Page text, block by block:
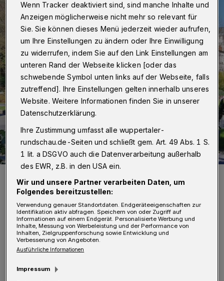
Foto: Wuppertaler Rundschau
D ie Veranstaltung findet am Mittwoch
(26. Januar 2022) statt und beginnt um
Wenn Tracker deaktiviert sind, sind manche Inhalte und
Anzeigen möglicherweise nicht mehr so relevant für
Sie. Sie können dieses Menü jederzeit wieder aufrufen,
um Ihre Einstellungen zu ändern oder Ihre Einwilligung
zu widerrufen, indem Sie auf den Link Einstellungen am
unteren Rand der Webseite klicken [oder das
schwebende Symbol unten links auf der Webseite, falls
zutreffend]. Ihre Einstellungen gelten innerhalb unseres
Website. Weitere Informationen finden Sie in unserer
Datenschutzerklärung.
Ihre Zustimmung umfasst alle wuppertaler-
rundschau.de-Seiten und schließt gem. Art. 49 Abs. 1 S.
1 lit. a DSGVO auch die Datenverarbeitung außerhalb
des EWR, z.B. in den USA ein.
Wir und unsere Partner verarbeiten Daten, um
Folgendes bereitzustellen:
Verwendung genauer Standortdaten. Endgeräteeigenschaften zur
Identifikation aktiv abfragen. Speichern von oder Zugriff auf
Informationen auf einem Endgerät. Personalisierte Werbung und
Inhalte, Messung von Werbeleistung und der Performance von
Inhalten, Zielgruppenforschung sowie Entwicklung und
Verbesserung von Angeboten.
Ausführliche Informationen
Impressum